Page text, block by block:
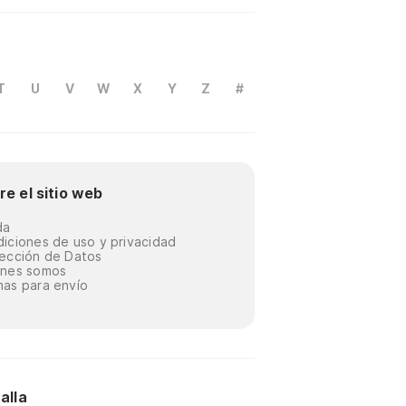
U V W X Y Z #
el sitio web
de uso y privacidad
de Datos
somos
para envío